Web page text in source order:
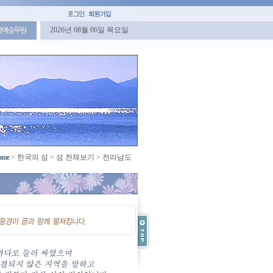
예승무원 2026년 08월 06일 목요일
> 한국의 섬 > 섬 전체보기 > 전라남도